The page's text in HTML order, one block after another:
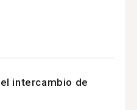
intercambio de